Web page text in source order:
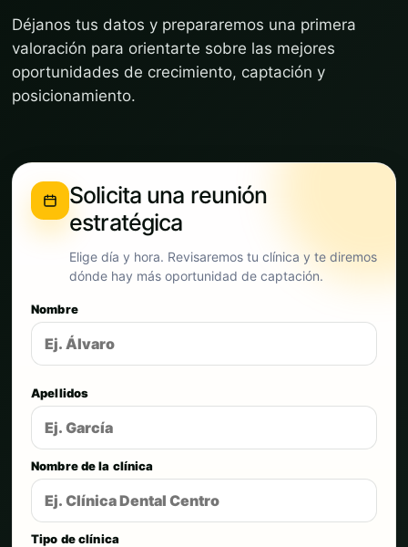
Déjanos tus datos y prepararemos una primera
valoración para orientarte sobre las mejores
oportunidades de crecimiento, captación y
posicionamiento.
Solicita una reunión
estratégica
Elige día y hora. Revisaremos tu clínica y te diremos
dónde hay más oportunidad de captación.
Nombre
Apellidos
Nombre de la clínica
Tipo de clínica